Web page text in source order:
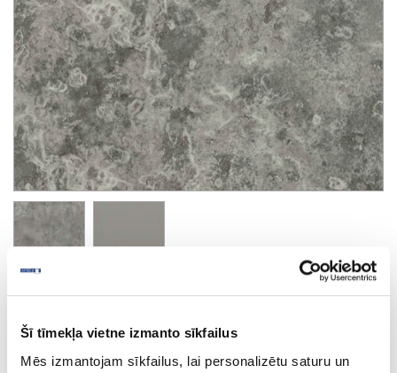
Šī tīmekļa vietne izmanto sīkfailus
Mēs izmantojam sīkfailus, lai personalizētu saturu un
Calcite grey
Minimālais pasūtījuma apjoms un pasūtīšanas solis 2 loksnes